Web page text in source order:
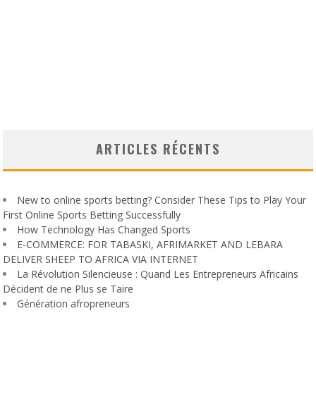
ARTICLES RÉCENTS
New to online sports betting? Consider These Tips to Play Your
First Online Sports Betting Successfully
How Technology Has Changed Sports
E-COMMERCE: FOR TABASKI, AFRIMARKET AND LEBARA
DELIVER SHEEP TO AFRICA VIA INTERNET
La Révolution Silencieuse : Quand Les Entrepreneurs Africains
Décident de ne Plus se Taire
Génération afropreneurs